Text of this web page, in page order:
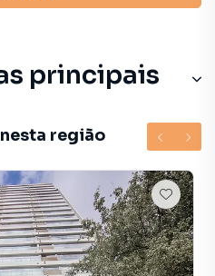
principais
região